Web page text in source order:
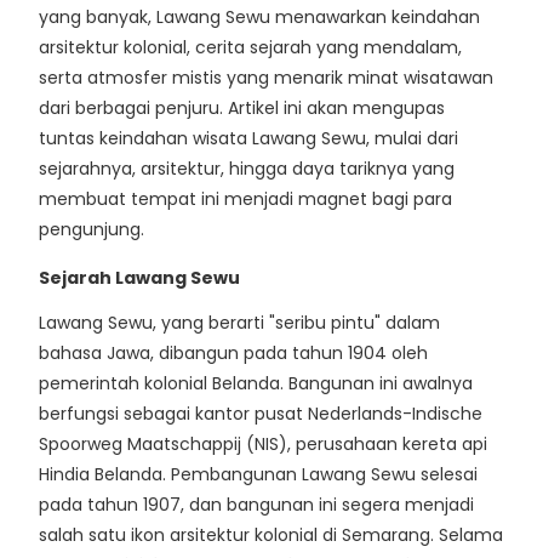
yang banyak, Lawang Sewu menawarkan keindahan
arsitektur kolonial, cerita sejarah yang mendalam,
serta atmosfer mistis yang menarik minat wisatawan
dari berbagai penjuru. Artikel ini akan mengupas
tuntas keindahan wisata Lawang Sewu, mulai dari
sejarahnya, arsitektur, hingga daya tariknya yang
membuat tempat ini menjadi magnet bagi para
pengunjung.
Sejarah Lawang Sewu
Lawang Sewu, yang berarti "seribu pintu" dalam
bahasa Jawa, dibangun pada tahun 1904 oleh
pemerintah kolonial Belanda. Bangunan ini awalnya
berfungsi sebagai kantor pusat Nederlands-Indische
Spoorweg Maatschappij (NIS), perusahaan kereta api
Hindia Belanda. Pembangunan Lawang Sewu selesai
pada tahun 1907, dan bangunan ini segera menjadi
salah satu ikon arsitektur kolonial di Semarang. Selama